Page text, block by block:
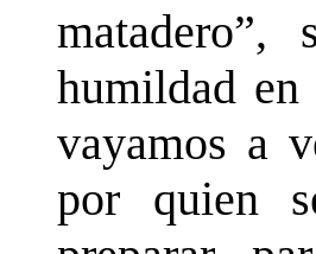
humildad en
vayamos a
por quien